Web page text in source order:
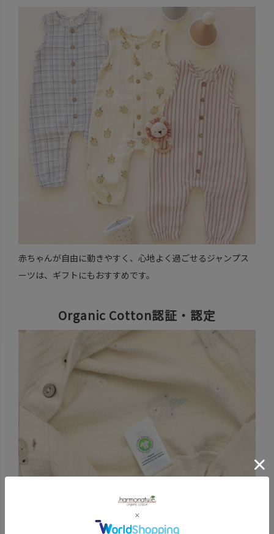
赤ちゃんが自由に動きやすく、心地よく過ごせるジャンプス
ーツは、ギフトにもおすすめです。
Organic Cotton認証・認定